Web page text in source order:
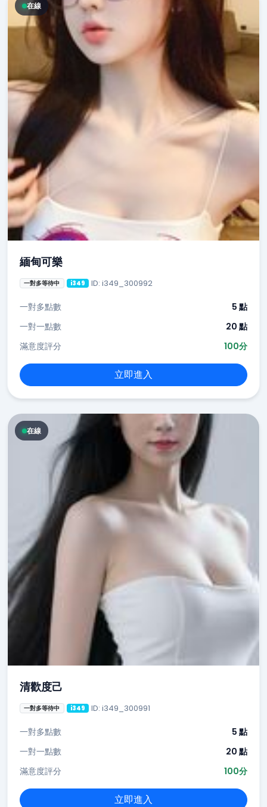
在線
緬甸可樂
一對多等待中 i349 ID: i349_300992
一對多點數
5 點
一對一點數
20 點
滿意度評分
100分
立即進入
在線
清歡度己
一對多等待中 i349 ID: i349_300991
一對多點數
5 點
一對一點數
20 點
滿意度評分
100分
立即進入